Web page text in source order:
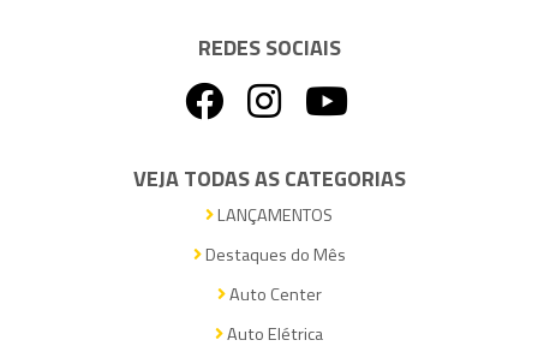
REDES SOCIAIS
VEJA TODAS AS CATEGORIAS
LANÇAMENTOS
Destaques do Mês
Auto Center
Auto Elétrica